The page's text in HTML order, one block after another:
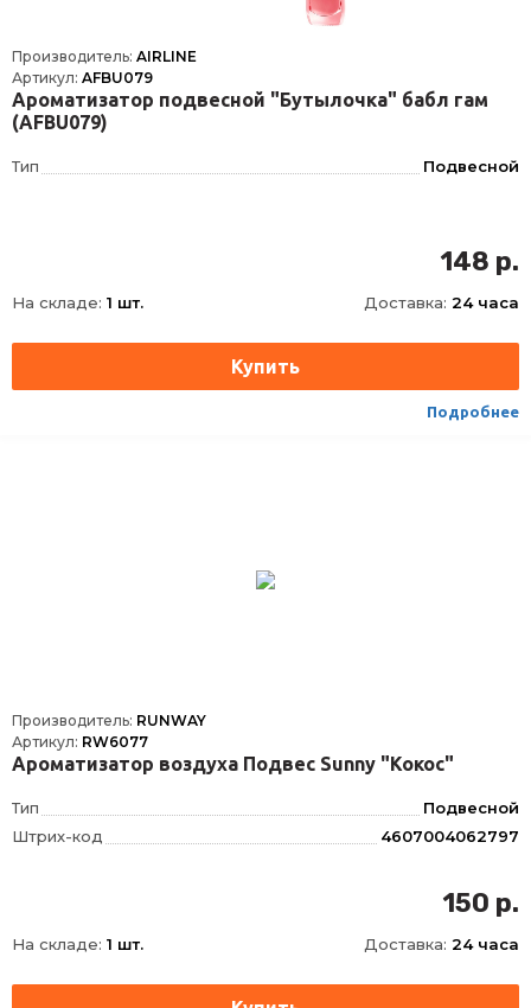
Производитель: AIRLINE
Артикул: AFBU079
Ароматизатор подвесной "Бутылочка" бабл гам
(AFBU079)
Тип Подвесной
148 р.
На складе: 1 шт. Доставка: 24 часа
Подробнее
Производитель: RUNWAY
Артикул: RW6077
Ароматизатор воздуха Подвес Sunny "Кокос"
Тип
Подвесной
Штрих-код
4607004062797
150 р.
На складе: 1 шт. Доставка: 24 часа